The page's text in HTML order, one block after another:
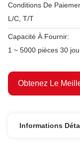
Conditions De
L/C, T/T
Capacité À Fournir:
1 ~ 5000 pièces 30
Obtenez Le
Informations